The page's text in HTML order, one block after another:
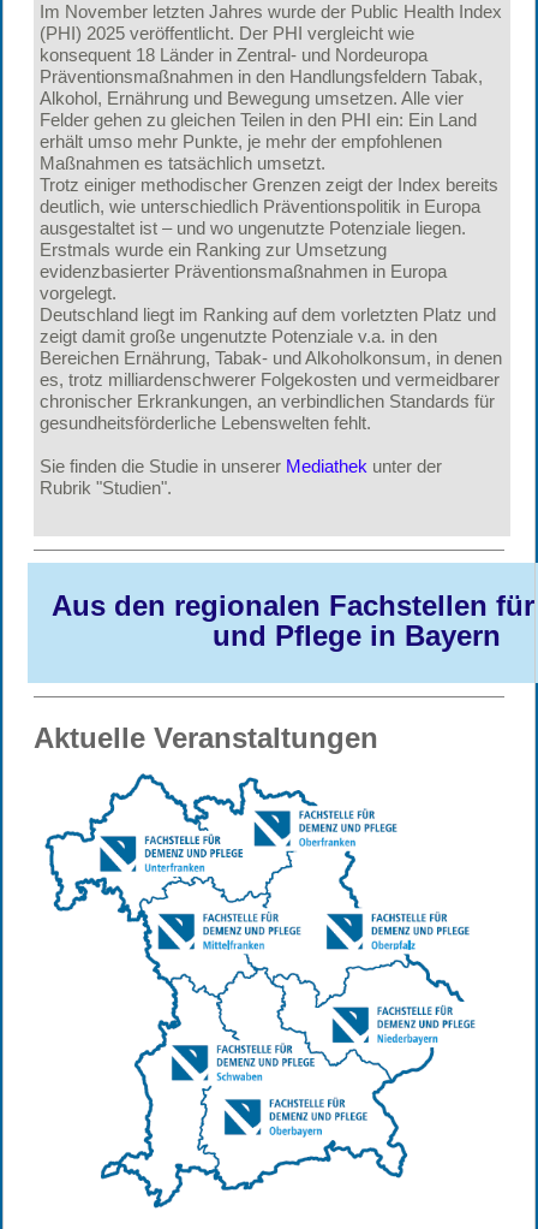
Im November letzten Jahres wurde der Public Health Index
(PHI) 2025 veröffentlicht. Der PHI vergleicht wie
konsequent 18 Länder in Zentral- und Nordeuropa
Präventionsmaßnahmen in den Handlungsfeldern Tabak,
Alkohol, Ernährung und Bewegung umsetzen. Alle vier
Felder gehen zu gleichen Teilen in den PHI ein: Ein Land
erhält umso mehr Punkte, je mehr der empfohlenen
Maßnahmen es tatsächlich umsetzt.
Trotz einiger methodischer Grenzen zeigt der Index bereits
deutlich, wie unterschiedlich Präventionspolitik in Europa
ausgestaltet ist – und wo ungenutzte Potenziale liegen.
Erstmals wurde ein Ranking zur Umsetzung
evidenzbasierter Präventionsmaßnahmen in Europa
vorgelegt.
Deutschland liegt im Ranking auf dem vorletzten Platz und
zeigt damit große ungenutzte Potenziale v.a. in den
Bereichen Ernährung, Tabak- und Alkoholkonsum, in denen
es, trotz milliardenschwerer Folgekosten und vermeidbarer
chronischer Erkrankungen, an verbindlichen Standards für
gesundheitsförderliche Lebenswelten fehlt.
Sie finden die Studie in unserer Mediathek unter der
Rubrik "Studien".
Aus den regionalen Fachstellen
und Pflege in Bayern
Aktuelle Veranstaltungen